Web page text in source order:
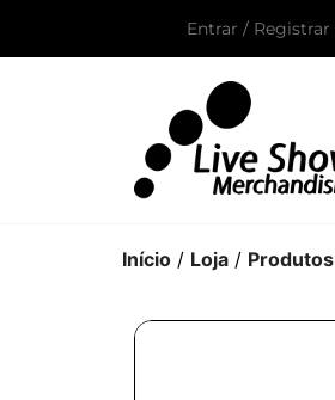
Entrar / Registrar
Início / Loja / Produtos